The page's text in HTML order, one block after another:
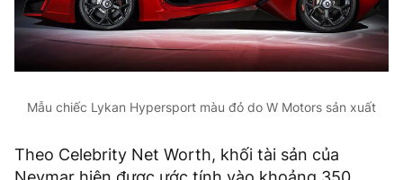
Mẫu chiếc Lykan Hypersport màu đỏ do W Motors sản xuất
Theo Celebrity Net Worth, khối tài sản của